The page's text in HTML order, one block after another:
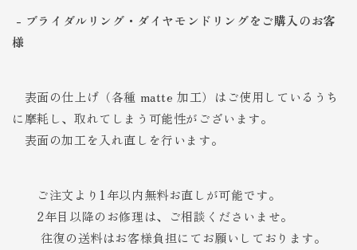
- ブライダルリング・ダイヤモンドリングをご購入のお客
様
表面の仕上げ（各種 matte 加工）はご使用しているうち
に摩耗し、取れてしまう可能性がございます。
表面の加工を入れ直しを行います。
ご注文より1年以内無料お直しが可能です。
2年目以降のお修理は、ご相談くださいませ。
往復の送料はお客様負担にてお願いしております。